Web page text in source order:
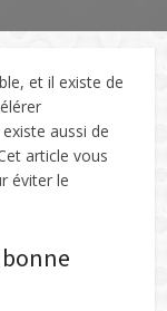
et il existe de
aussi de
article vous
éviter le